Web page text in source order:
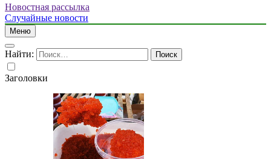
Новостная рассылка
Случайные новости
Меню
Найти:
Заголовки